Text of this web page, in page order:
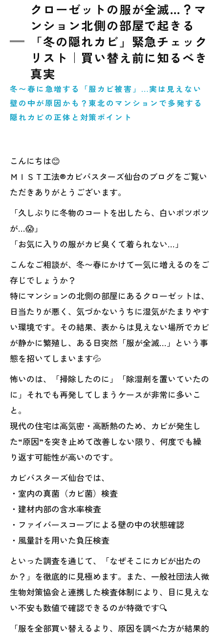
クローゼットの服が全滅…？マ
ンション北側の部屋で起きる
「冬の隠れカビ」緊急チェック
リスト｜買い替え前に知るべき
真実
冬〜春に急増する「服カビ被害」…実は見えない
壁の中が原因かも？東北のマンションで多発する
隠れカビの正体と対策ポイント
こんにちは😊
ＭＩＳＴ工法®カビバスターズ仙台のブログをご覧い
ただきありがとうございます。
「久しぶりに冬物のコートを出したら、白いポツポツ
が…😱」
「お気に入りの服がカビ臭くて着られない…」
こんなご相談が、冬〜春にかけて一気に増えるのをご
存じでしょうか？
特にマンションの北側の部屋にあるクローゼットは、
日当たりが悪く、気づかないうちに湿気がたまりやす
い環境です。その結果、表からは見えない場所でカビ
が静かに繁殖し、ある日突然「服が全滅…」という事
態を招いてしまいます💦
怖いのは、「掃除したのに」「除湿剤を置いていたの
に」それでも再発してしまうケースが非常に多いこ
と。
現代の住宅は高気密・高断熱のため、カビが発生し
た“原因”を突き止めて改善しない限り、何度でも繰
り返す可能性が高いのです。
カビバスターズ仙台では、
・室内の真菌（カビ菌）検査
・建材内部の含水率検査
・ファイバースコープによる壁の中の状態確認
・風量計を用いた負圧検査
といった調査を通じて、「なぜそこにカビが出たの
か？」を徹底的に見極めます。また、一般社団法人微
生物対策協会と連携した検査体制により、目に見えな
い不安も数値で確認できるのが特徴です🔍
「服を全部買い替えるより、原因を調べた方が結果的